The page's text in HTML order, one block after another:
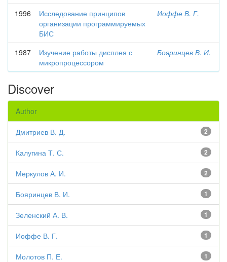
1996
Исследование принципов
организации программируемых
БИС
Иоффе В. Г.
1987
Изучение работы дисплея с
микропроцессором
Бояринцев В. И.
Discover
Author
2
Дмитриев В. Д.
2
Калугина Т. С.
2
Меркулов А. И.
1
Бояринцев В. И.
1
Зеленский А. В.
1
Иоффе В. Г.
1
Молотов П. Е.